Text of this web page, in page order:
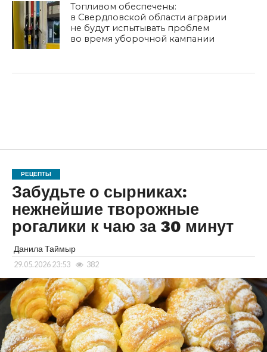
Топливом обеспечены:
в Свердловской области аграрии
не будут испытывать проблем
во время уборочной кампании
РЕЦЕПТЫ
Забудьте о сырниках:
нежнейшие творожные
рогалики к чаю за 30 минут
Данила Таймыр
29.05.2026 23:53 382